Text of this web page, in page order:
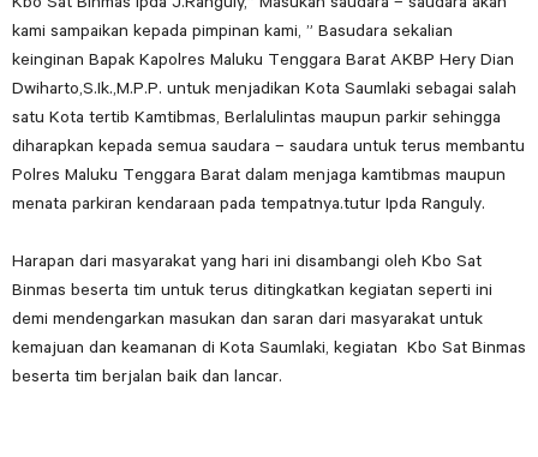
kami sampaikan kepada pimpinan kami, ” Basudara sekalian
keinginan Bapak Kapolres Maluku Tenggara Barat AKBP Hery Dian
Dwiharto,S.Ik.,M.P.P. untuk menjadikan Kota Saumlaki sebagai salah
satu Kota tertib Kamtibmas, Berlalulintas maupun parkir sehingga
diharapkan kepada semua saudara – saudara untuk terus membantu
Polres Maluku Tenggara Barat dalam menjaga kamtibmas maupun
menata parkiran kendaraan pada tempatnya.tutur Ipda Ranguly.
Harapan dari masyarakat yang hari ini disambangi oleh Kbo Sat
Binmas beserta tim untuk terus ditingkatkan kegiatan seperti ini
demi mendengarkan masukan dan saran dari masyarakat untuk
kemajuan dan keamanan di Kota Saumlaki, kegiatan Kbo Sat Binmas
beserta tim berjalan baik dan lancar.